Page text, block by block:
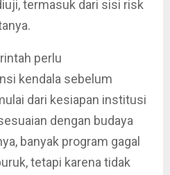
termasuk dari sisi risk
perlu
kendala sebelum
dari kesiapan institusi
dengan budaya
banyak program gagal
tetapi karena tidak